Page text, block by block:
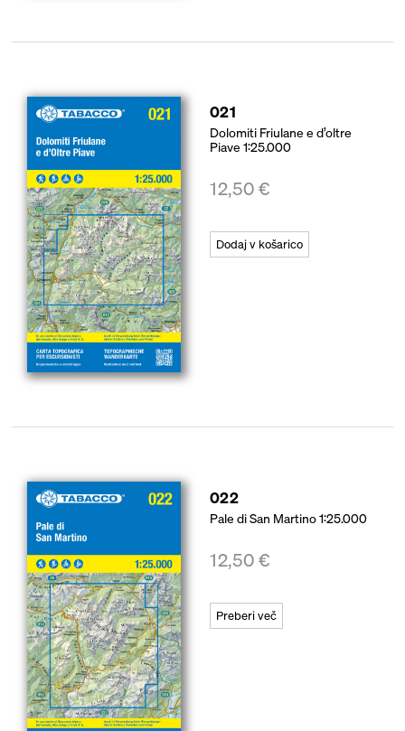
021
Dolomiti Friulane e d’oltre
Piave 1:25.000
12,50€
Dodaj v košarico
022
Pale di San Martino 1:25.000
12,50€
Preberi več